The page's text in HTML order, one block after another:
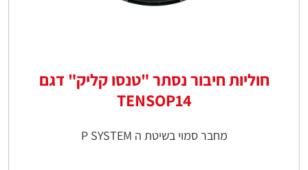
חוליות חיבור נסתר "טנסו קליק" דגם
TENSOP14
מחבר סמוי בשיטת ה P SYSTEM